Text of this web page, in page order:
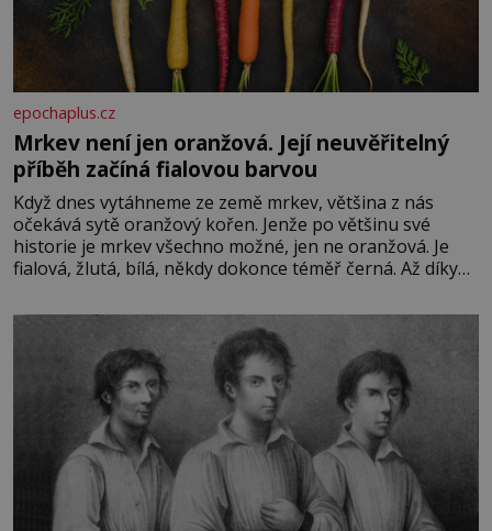
epochaplus.cz
Mrkev není jen oranžová. Její neuvěřitelný
příběh začíná fialovou barvou
Když dnes vytáhneme ze země mrkev, většina z nás
očekává sytě oranžový kořen. Jenže po většinu své
historie je mrkev všechno možné, jen ne oranžová. Je
fialová, žlutá, bílá, někdy dokonce téměř černá. Až díky
bez které si českou zahradu ani nedokážeme představit.